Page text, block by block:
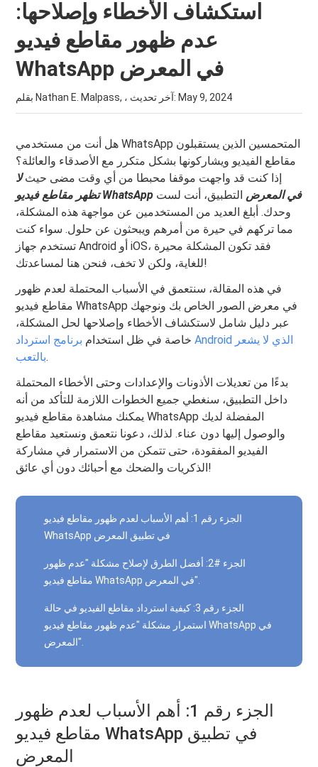
استكشاف الأخطاء وإصلاحها:
عدم ظهور مقاطع فيديو
WhatsApp في المعرض
بقلم Nathan E. Malpass, ، آخر تحديث: May 9, 2024
هل أنت من مستخدمي WhatsApp المتحمسين الذين يستقبلون
مقاطع الفيديو ويشاركونها بشكل متكرر مع الأصدقاء والعائلة؟
إذا كنت قد واجهت موقفا محبطا من أي وقت مضى حيثلا
تظهر مقاطع فيديو WhatsApp في المعرض التطبيق، أنت لست
وحدك. أبلغ العديد من المستخدمين عن مواجهة هذه المشكلة،
مما تركهم في حيرة من أمرهم ويبحثون عن حلول. سواء كنت
تستخدم جهاز Android أو iOS، فقد تكون المشكلة محيرة
للغاية، ولكن لا تخف، فنحن هنا لمساعدتك!
في هذه المقالة، سنتعمق في الأسباب المحتملة لعدم ظهور
مقاطع فيديو WhatsApp في معرض الصور الخاص بك ونوجهك
عبر دليل شامل لاستكشاف الأخطاء وإصلاحها لحل المشكلة،
خاصة في ظل استخدام برنامج استرداد Android الذي لا يشعر
بالتعب.
بدءًا من تعديلات الأذونات والإعدادات وحتى الأخطاء المحتملة
داخل التطبيق، سنغطي جميع الخطوات اللازمة للتأكد من أنه
يمكنك مشاهدة مقاطع فيديو WhatsApp المفضلة لديك
والوصول إليها دون عناء. لذلك، دعونا نتعمق ونستعيد مقاطع
الفيديو المفقودة، حتى تتمكن من الاستمرار في مشاركة
الذكريات والضحك مع أحبائك دون أي عائق!
الجزء رقم 1: أهم الأسباب لعدم ظهور مقاطع فيديو
WhatsApp في تطبيق المعرض
الجزء #2: أفضل الطرق لإصلاح مشكلة "عدم ظهور
مقاطع فيديو WhatsApp في المعرض".
الجزء رقم 3: كيفية استرداد مقاطع الفيديو في حالة
استمرار مشكلة "عدم ظهور مقاطع فيديو WhatsApp في
المعرض".
الجزء رقم 1: أهم الأسباب لعدم ظهور
مقاطع فيديو WhatsApp في تطبيق
المعرض